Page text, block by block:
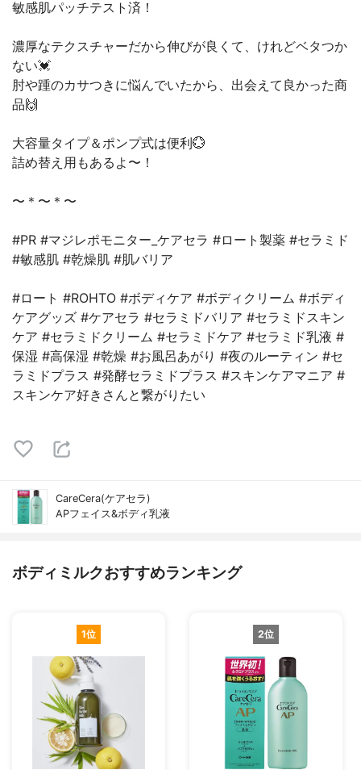
敏感肌パッチテスト済！⁡
⁡濃厚なテクスチャーだから伸びが良くて、けれどベタつか
ない💓⁡
⁡肘や踵のカサつきに悩んでいたから、出会えて良かった商
品🙌⁡
⁡大容量タイプ＆ポンプ式は便利💮
詰め替え用もあるよ〜！
〜＊〜＊〜⁡
#PR #マジレポモニター_ケアセラ #ロート製薬 #セラミド
#敏感肌 #乾燥肌 #肌バリア
⁡⁡#ロート #ROHTO #ボディケア #ボディクリーム #ボディ
ケアグッズ #ケアセラ #セラミドバリア #セラミドスキン
ケア #セラミドクリーム #セラミドケア #セラミド乳液 #
保湿 #高保湿 #乾燥 #お風呂あがり #夜のルーティン #セ
ラミドプラス #発酵セラミドプラス #スキンケアマニア #
スキンケア好きさんと繋がりたい
CareCera(ケアセラ)
APフェイス&ボディ乳液
ボディミルクおすすめランキング
1位 2位